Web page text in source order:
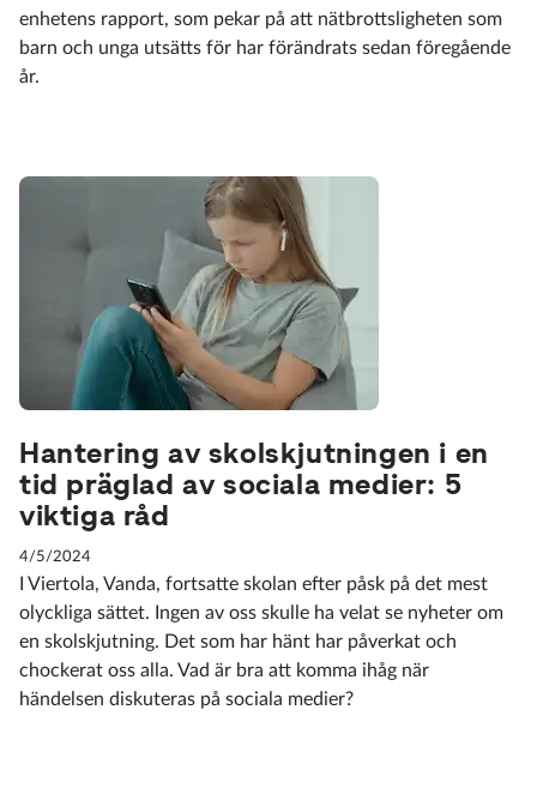
enhetens rapport, som pekar på att nätbrottsligheten som
barn och unga utsätts för har förändrats sedan föregående
år.
Hantering av skolskjutningen i en
tid präglad av sociala medier: 5
viktiga råd
4/5/2024
I Viertola, Vanda, fortsatte skolan efter påsk på det mest
olyckliga sättet. Ingen av oss skulle ha velat se nyheter om
en skolskjutning. Det som har hänt har påverkat och
chockerat oss alla. Vad är bra att komma ihåg när
händelsen diskuteras på sociala medier?